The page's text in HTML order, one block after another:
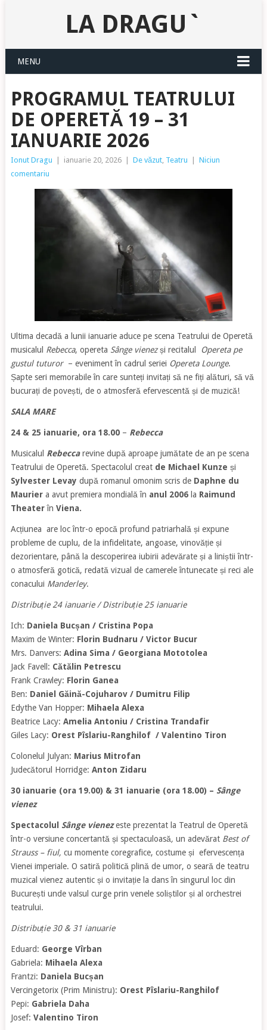
LA DRAGU`
MENU
PROGRAMUL TEATRULUI
DE OPERETĂ 19 – 31
IANUARIE 2026
Ionut Dragu ianuarie 20, 2026 De văzut, Teatru
Niciun
comentariu
Ultima decadă a lunii ianuarie aduce pe scena Teatrului de Operetă
musicalul Rebecca, opereta Sânge vienezși recitalul
Opereta pe
gustul tuturor– eveniment în cadrul seriei Opereta Lounge.
Șapte seri memorabile în care sunteți invitați să ne fiți alături, să vă
bucurați de povești, de o atmosferă efervescentă și de muzică!
SALA MARE
24 & 25 ianuarie, ora 18.00 – Rebecca
Musicalul Rebeccarevine după aproape jumătate de an pe scena
Teatrului de Operetă. Spectacolul creat de Michael Kunze și
Sylvester Levay după romanul omonim scris de Daphne du
Maurier a avut premiera mondială în anul 2006 la Raimund
Theaterîn Viena.
Acțiunea are loc într-o epocă profund patriarhală și expune
probleme de cuplu, de la infidelitate, angoase, vinovăție și
dezorientare, până la descoperirea iubirii adevărate și a liniștii într-
o atmosferă gotică, redată vizual de camerele întunecate și reci ale
conacului Manderley.
Distribuție 24 ianuarie / Distribuție 25 ianuarie
Ich: Daniela Bucșan / Cristina Popa
Maxim de Winter: Florin Budnaru / Victor Bucur
Mrs. Danvers: Adina Sima / Georgiana Mototolea
Jack Favell: Cătălin Petrescu
Frank Crawley: Florin Ganea
Ben: Daniel Găină-Cojuharov / Dumitru Filip
Edythe Van Hopper: Mihaela Alexa
Beatrice Lacy: Amelia Antoniu / Cristina Trandafir
Giles Lacy: Orest Pîslariu-Ranghilof / Valentino Tiron
Colonelul Julyan: Marius Mitrofan
Judecătorul Horridge: Anton Zidaru
30 ianuarie (ora 19.00) & 31 ianuarie (ora 18.00) – Sânge
vienez
Spectacolul Sânge vienezeste prezentat la Teatrul de Operetă
într-o versiune concertantă și spectaculoasă, un adevărat Best of
Strauss – fiul, cu momente coregrafice, costume și efervescența
Vienei imperiale. O satiră politică plină de umor, o seară de teatru
muzical vienez autentic și o invitație la dans în singurul loc din
București unde valsul curge prin venele soliștilor și al orchestrei
teatrului.
Distribuție 30 & 31 ianuarie
Eduard: George Vîrban
Gabriela: Mihaela Alexa
Frantzi: Daniela Bucșan
Vercingetorix (Prim Ministru): Orest Pîslariu-Ranghilof
Pepi: Gabriela Daha
Josef: Valentino Tiron